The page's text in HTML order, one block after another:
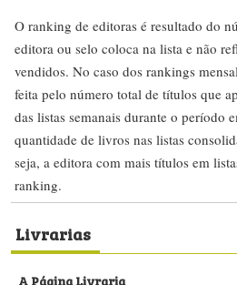
O ranking de editoras é resultado do
editora ou selo coloca na lista e não
vendidos. No caso dos rankings
feita pelo número total de títulos que
das listas semanais durante o período
quantidade de livros nas listas
seja, a editora com mais títulos em
ranking.
Livrarias
A Página Livraria